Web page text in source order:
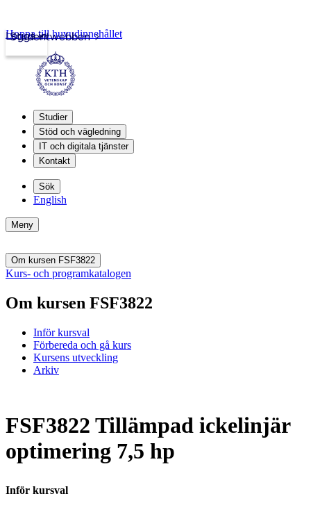
Studentwebben
Logga in
Hoppa till huvudinnehållet
Studier
Stöd och vägledning
IT och digitala tjänster
Kontakt
Sök
English
Meny
Om kursen FSF3822
Kurs- och programkatalogen
Om kursen FSF3822
Inför kursval
Förbereda och gå kurs
Kursens utveckling
Arkiv
FSF3822 Tillämpad ickelinjär
optimering 7,5 hp
Inför kursval